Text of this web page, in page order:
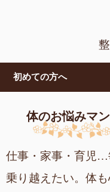
初めての方へ
体のお悩みマ
仕事・家事・育児…
乗り越えたい。体